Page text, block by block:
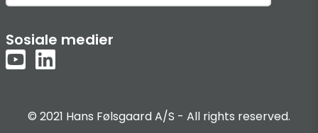
Sosiale medier
© 2021 Hans Følsgaard A/S - All rights reserved.